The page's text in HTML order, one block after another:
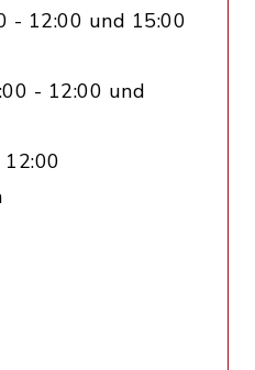
- 12:00 und 15:00
- 12:00 und